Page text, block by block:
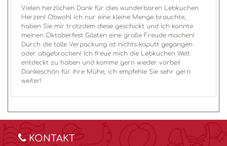
Vielen herzlichen Dank für dies wunderbaren Lebkuchen
Herzen! Obwohl ich nur eine kleine Menge brauchte,
haben Sie mir trotzdem diese geschickt und ich konnte
meinen Oktoberfest Gästen eine große Freude machen!
Durch die tolle Verpackung ist nichts kaputt gegangen
oder abgebrochen! Ich freue mich die Lebkuchen Welt
entdeckt zu haben und komme gern wieder vorbei!
Dankeschön für ihre Mühe, ich empfehle Sie sehr gern
weiter!
KONTAKT